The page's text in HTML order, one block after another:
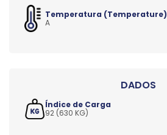
Temperatura (Temperature)
A
Índice de Carga
92 (630 KG)